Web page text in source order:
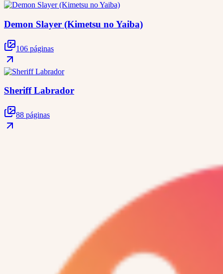
Demon Slayer (Kimetsu no Yaiba)
106 páginas
Sheriff Labrador
88 páginas